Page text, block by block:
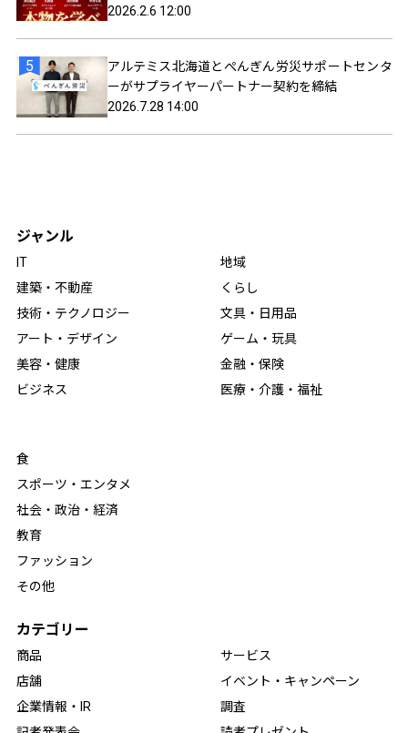
2026.2.6 12:00
アルテミス北海道とぺんぎん労災サポートセンタ
ーがサプライヤーパートナー契約を締結
2026.7.28 14:00
ジャンル
IT
建築・不動産
技術・テクノロジー
アート・デザイン
美容・健康
ビジネス
地域
くらし
文具・日用品
ゲーム・玩具
金融・保険
医療・介護・福祉
食
スポーツ・エンタメ
社会・政治・経済
教育
ファッション
その他
カテゴリー
商品
店舗
企業情報・IR
サービス
イベント・キャンペーン
調査